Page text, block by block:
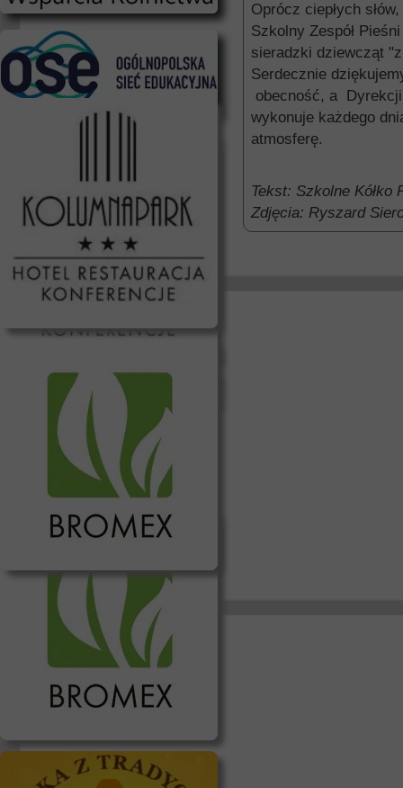
Oprócz ciepłych
Szkolny Zespół
sieradzki dziewcząt
Serdecznie
obecność, a
wykonuje każdego
atmosferę.
Tekst: Szkolne Kółko
Zdjęcia: Ryszard